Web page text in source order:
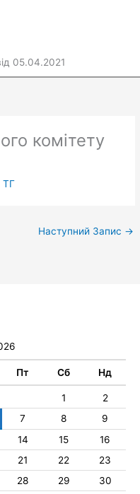
05.04.2021
комітету
ТГ
Наступний Запис →
Пт Сб Нд
1
2
7 8
9
14 15
16
21 22
23
28 29
30